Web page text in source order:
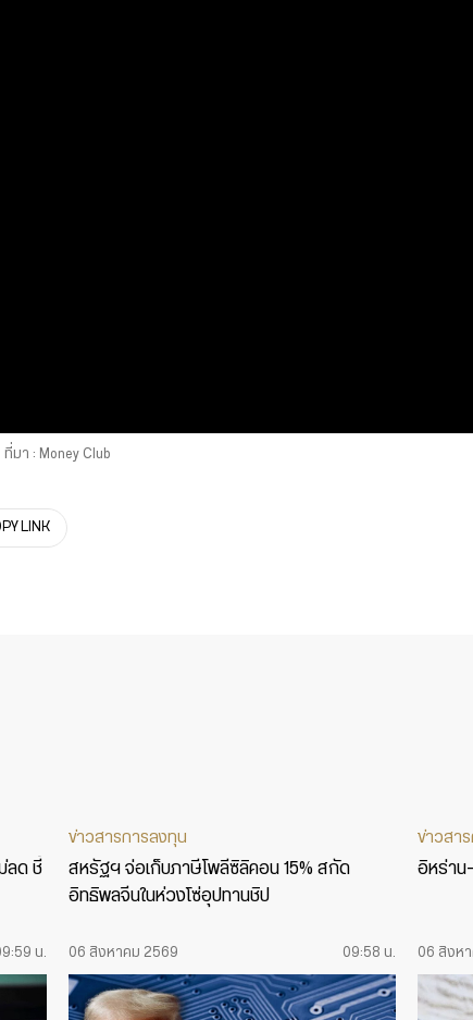
ที่มา : Money Club
LINK
ลด ชี้
น.
ข่าวสารการลงทุน
สหรัฐฯ จ่อเก็บภาษีโพลีซิลิคอน 15% สกัด
อิทธิพลจีนในห่วงโซ่อุปทานชิป
06 สิงหาคม 2569 09:58 น.
ข่าวสา
อิหร่าน
06 สิงห